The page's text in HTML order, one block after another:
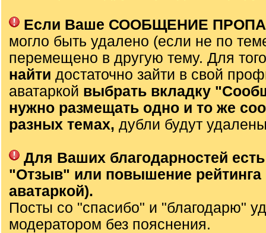
Если Ваше СООБЩЕНИЕ
могло быть удалено (если не по
перемещено в другую тему. Для
найти достаточно зайти в свой
аватаркой выбрать вкладку
нужно размещать одно и то же
разных темах, дубли будут
Для Ваших благодарностей
"Отзыв" или повышение рейтинга
аватаркой).
Посты со "спасибо" и "благодарю"
модератором без пояснения.